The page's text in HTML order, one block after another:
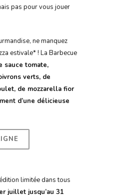
pas pour vous jouer
ne manquez
estivale* ! La Barbecue
sauce tomate,
verts, de
de mozzarella fior
d’une délicieuse
limitée dans tous
juillet jusqu’au 31